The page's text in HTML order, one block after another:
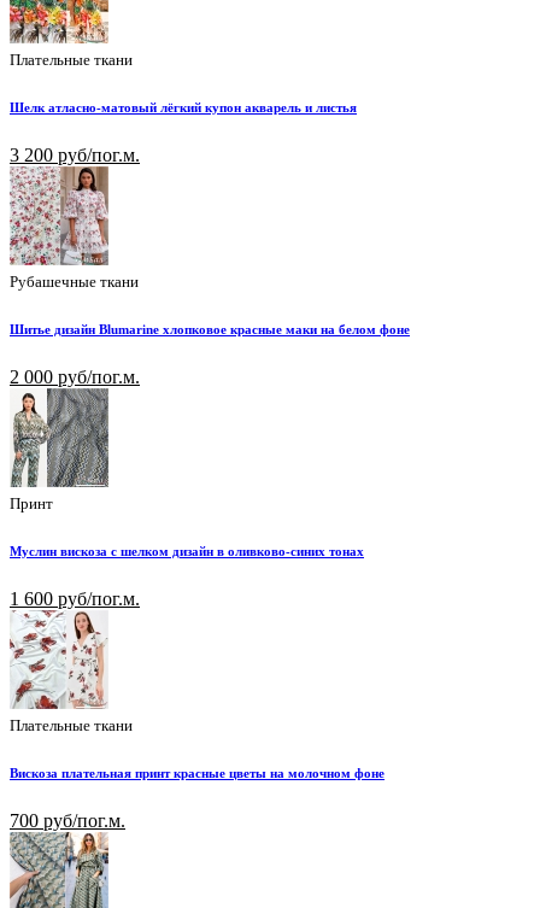
Плательные ткани
Шелк атласно-матовый лёгкий купон акварель и листья
3 200 руб/пог.м.
Рубашечные ткани
Шитье дизайн Blumarine хлопковое красные маки на белом фоне
2 000 руб/пог.м.
Принт
Муслин вискоза с шелком дизайн в оливково-синих тонах
1 600 руб/пог.м.
Плательные ткани
Вискоза плательная принт красные цветы на молочном фоне
700 руб/пог.м.